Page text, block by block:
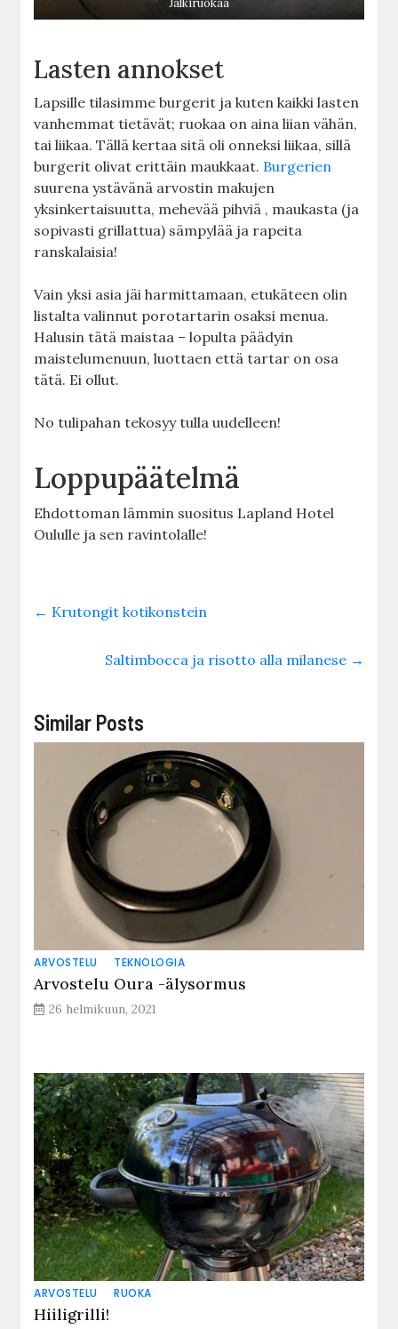
Lasten annokset
Lapsille tilasimme burgerit ja kuten kaikki lasten
vanhemmat tietävät; ruokaa on aina liian vähän,
tai liikaa. Tällä kertaa sitä oli onneksi liikaa, sillä
burgerit olivat erittäin maukkaat. Burgerien
suurena ystävänä arvostin makujen
yksinkertaisuutta, mehevää pihviä , maukasta (ja
sopivasti grillattua) sämpylää ja rapeita
ranskalaisia!
Vain yksi asia jäi harmittamaan, etukäteen olin
listalta valinnut porotartarin osaksi menua.
Halusin tätä maistaa – lopulta päädyin
maistelumenuun, luottaen että tartar on osa
tätä. Ei ollut.
No tulipahan tekosyy tulla uudelleen!
Loppupäätelmä
Ehdottoman lämmin suositus Lapland Hotel
Oululle ja sen ravintolalle!
← Krutongit kotikonstein
Saltimbocca ja risotto alla milanese →
Similar Posts
ARVOSTELU TEKNOLOGIA
Arvostelu Oura -älysormus
26 helmikuun, 2021
ARVOSTELU RUOKA
Hiiligrilli!